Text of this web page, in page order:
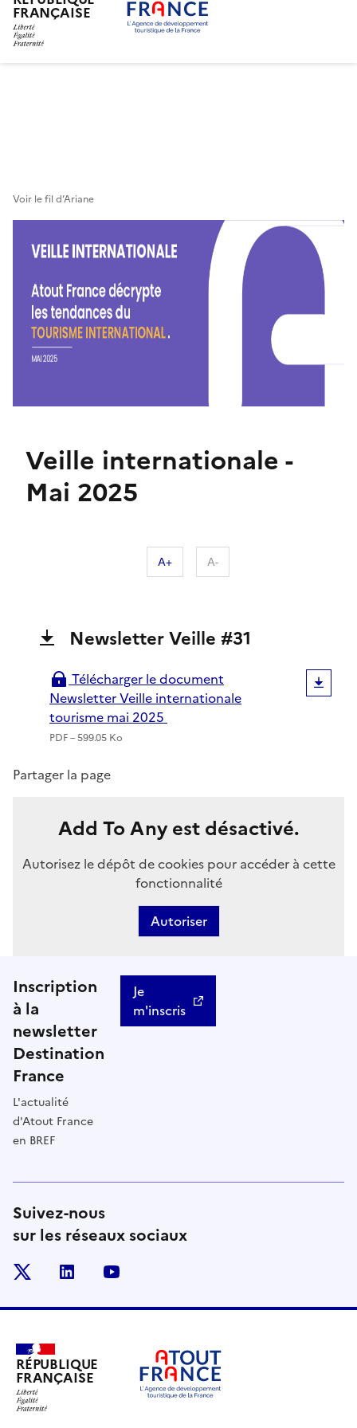
FRANÇAISE
Voir le fil d’Ariane
Veille internationale -
Mai 2025
A+ A-
Actualité
newsletter
Newsletter Veille #31
Télécharger le document
Newsletter Veille internationale
tourisme mai 2025
PDF – 599.05 Ko
Partager la page
Add To Any est désactivé.
Autorisez le dépôt de cookies pour accéder à cette
fonctionnalité
Autoriser
Inscription
à la
newsletter
Destination
France
L'actualité
d'Atout France
en BREF
Je
m'inscris
Suivez-nous
sur les réseaux sociaux
linkedin
RÉPUBLIQUE
FRANÇAISE